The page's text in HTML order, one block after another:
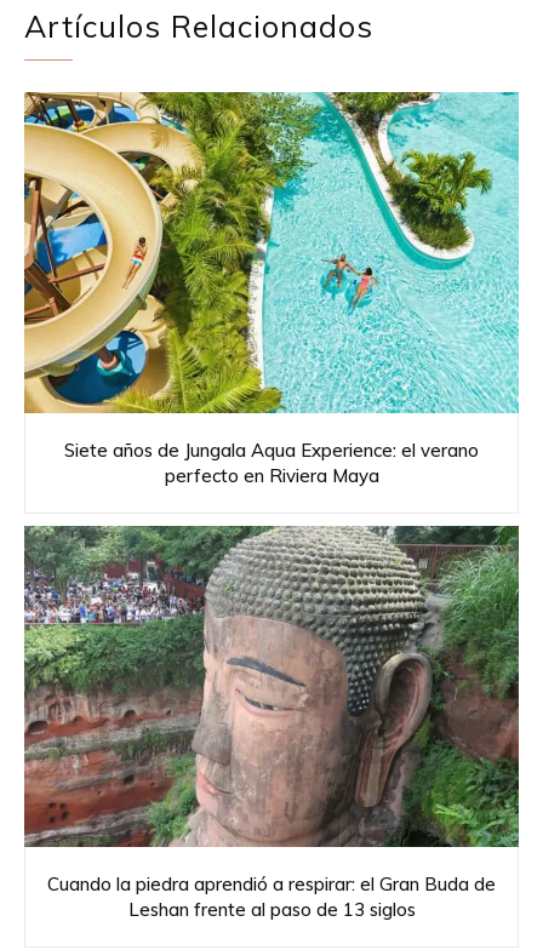
Artículos Relacionados
Siete años de Jungala Aqua Experience: el verano
perfecto en Riviera Maya
Cuando la piedra aprendió a respirar: el Gran Buda de
Leshan frente al paso de 13 siglos